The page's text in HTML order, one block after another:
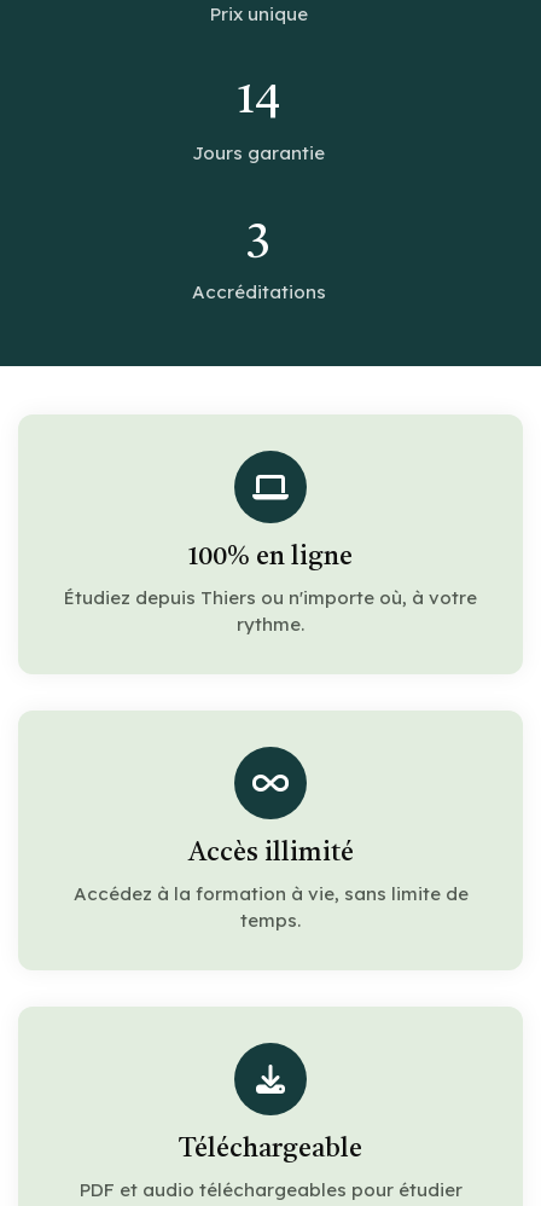
Prix unique
14
Jours garantie
3
Accréditations
100% en ligne
Étudiez depuis Thiers ou n'importe où, à votre
rythme.
Accès illimité
Accédez à la formation à vie, sans limite de
temps.
Téléchargeable
PDF et audio téléchargeables pour étudier